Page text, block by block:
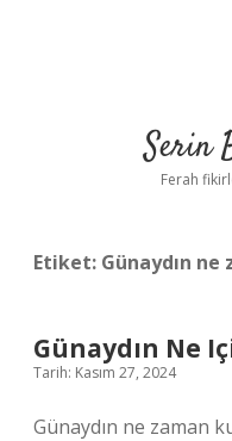
Serin
Ferah
Etiket: Günaydın ne
Günaydın Ne
Tarih: Kasım 27, 2024
Günaydın ne zaman